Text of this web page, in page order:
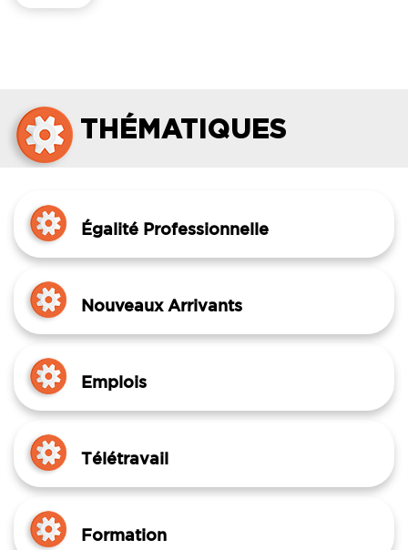
THÉMATIQUES
Égalité Professionnelle
Nouveaux Arrivants
Emplois
Télétravail
Formation